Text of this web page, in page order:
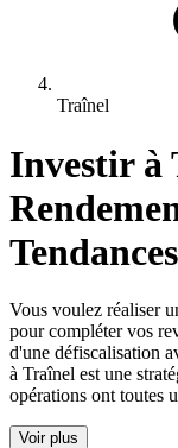
Traînel
Investir à
Tendances
Vous voulez réaliser
pour compléter vos
d'une défiscalisation
à Traînel est une
opérations ont toutes
Voir plus